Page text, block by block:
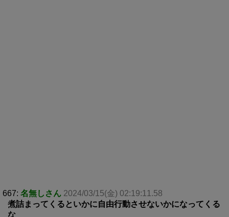
667: 名無しさん 2024/03/15(金) 02:19:11.58
煮詰まってくるといかに自由行動させないかになってくる
な